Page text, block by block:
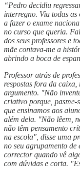
“Pedro decidiu
interregno. Viu todas
a fazer o exame
no curso que queria.
dos seus professores e
mãe contava-me a
abrindo a boca de
Professor atrás de
respostas fora da caixa,
argumento. "Não
criativo porque, pasme-
que ensinamos aos
além dela. "Não lêem,
não têm pensamento
na escola", disse uma
no seu agrupamento de
corrector quando vê
com dúvidas e corta.